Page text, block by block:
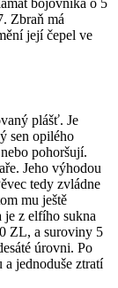
bojovníka o 5
Zbraň má
její čepel ve
plášť. Je
sen opilého
pohoršují.
Jeho výhodou
tedy zvládne
mu ještě
z elfího sukna
ZL, a suroviny 5
úrovni. Po
jednoduše ztratí